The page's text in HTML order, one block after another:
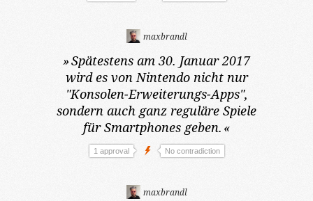
maxbrandl
»Spätestens am 30. Januar 2017
wird es von Nintendo nicht nur
"Konsolen-Erweiterungs-Apps",
sondern auch ganz reguläre Spiele
für Smartphones geben. «
1 approval No contradiction
maxbrandl